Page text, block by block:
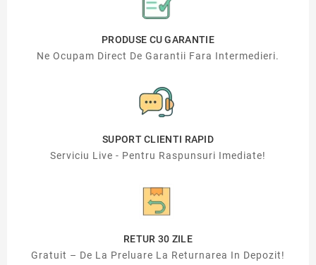
PRODUSE CU GARANTIE
Ne Ocupam Direct De Garantii Fara Intermedieri.
SUPORT CLIENTI RAPID
Serviciu Live - Pentru Raspunsuri Imediate!
RETUR 30 ZILE
Gratuit – De La Preluare La Returnarea In Depozit!